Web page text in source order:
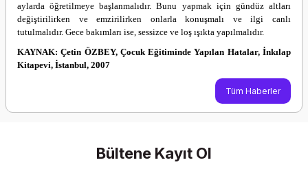
aylarda öğretilmeye başlanmalıdır. Bunu yapmak için gündüz altları
değiştirilirken ve emzirilirken onlarla konuşmalı ve ilgi canlı
tutulmalıdır. Gece bakımları ise, sessizce ve loş ışıkta yapılmalıdır.
KAYNAK: Çetin ÖZBEY, Çocuk Eğitiminde Yapılan Hatalar, İnkılap
Kitapevi, İstanbul, 2007
Tüm Haberler
Bültene Kayıt Ol